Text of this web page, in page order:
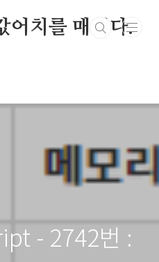
어치를 매긴다.
- 2742번 :